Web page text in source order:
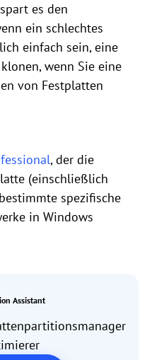
es den
ein schlechtes
einfach sein, eine
wenn Sie eine
von Festplatten
, der die
(einschließlich
spezifische
in Windows
Assistant